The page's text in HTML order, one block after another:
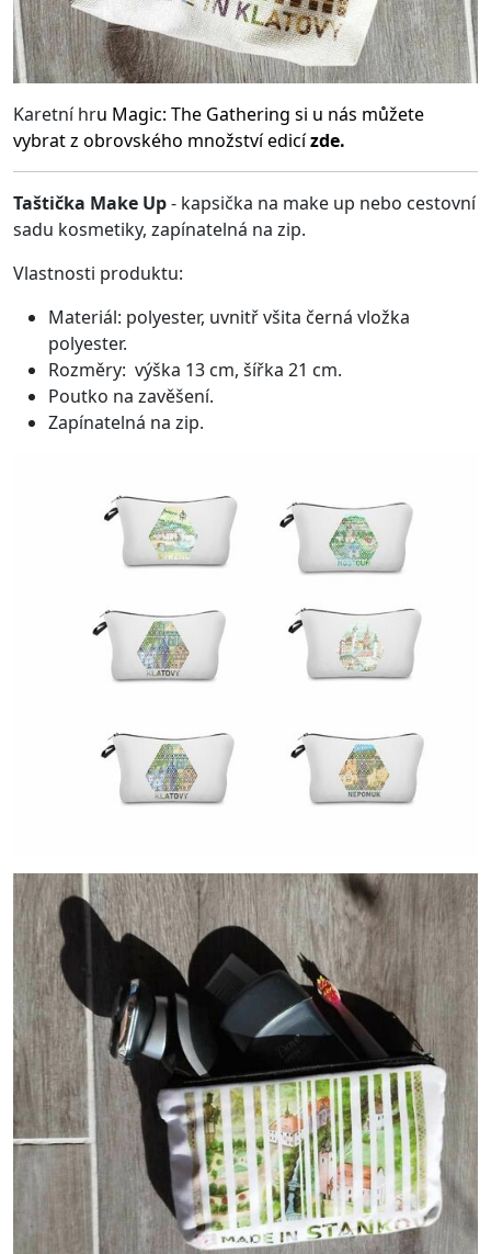
Karetní hru Magic: The Gathering si u nás můžete
vybrat z obrovského množství edicízde.
Taštička Make Up- kapsička na make up nebo cestovní
sadu kosmetiky, zapínatelná na zip.
Vlastnosti produktu:
Materiál: polyester, uvnitř všita černá vložka
polyester.
Rozměry: výška 13 cm, šířka 21 cm.
Poutko na zavěšení.
Zapínatelná na zip.